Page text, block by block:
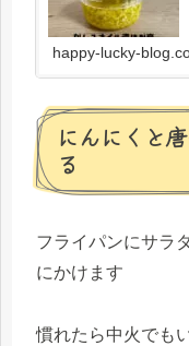
happy-lucky-
にんにくと
る
フライパンにサラ
にかけます
慣れたら中火でも